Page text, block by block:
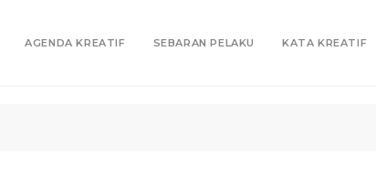
AGENDA KREATIF SEBARAN PELAKU KATA KREATIF